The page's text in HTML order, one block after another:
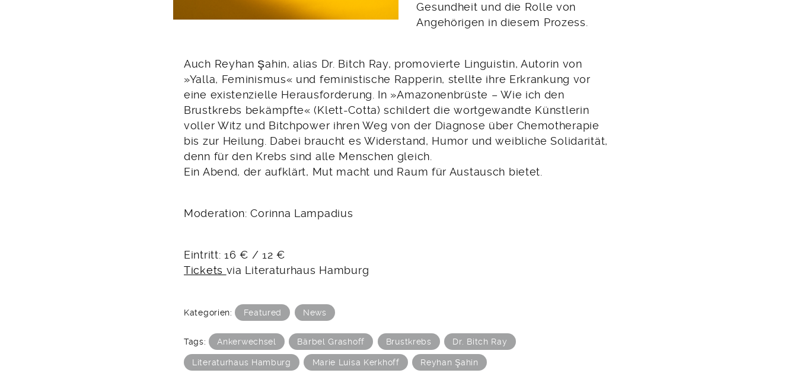
Gesundheit und die Rolle von
Angehörigen in diesem Prozess.
Auch Reyhan Şahin, alias Dr. Bitch Ray, promovierte Linguistin, Autorin von
»Yalla, Feminismus« und feministische Rapperin, stellte ihre Erkrankung vor
eine existenzielle Herausforderung. In »Amazonenbrüste – Wie ich den
Brustkrebs bekämpfte« (Klett-Cotta) schildert die wortgewandte Künstlerin
voller Witz und Bitchpower ihren Weg von der Diagnose über Chemotherapie
bis zur Heilung. Dabei braucht es Widerstand, Humor und weibliche Solidarität,
denn für den Krebs sind alle Menschen gleich.
Ein Abend, der aufklärt, Mut macht und Raum für Austausch bietet.
Moderation: Corinna Lampadius
Eintritt: 16 € / 12 €
Tickets via Literaturhaus Hamburg
Kategorien: Featured News
Tags: Ankerwechsel Bärbel Grashoff Brustkrebs Dr. Bitch Ray
Literaturhaus Hamburg Marie Luisa Kerkhoff Reyhan Şahin